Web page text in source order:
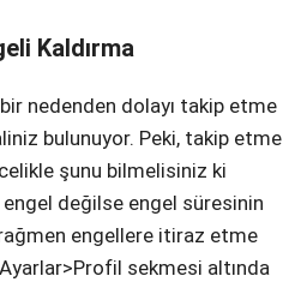
Kaldırma
nedenden dolayı takip etme
bulunuyor. Peki, takip etme
şunu bilmelisiniz ki
değilse engel süresinin
engellere itiraz etme
sekmesi altında